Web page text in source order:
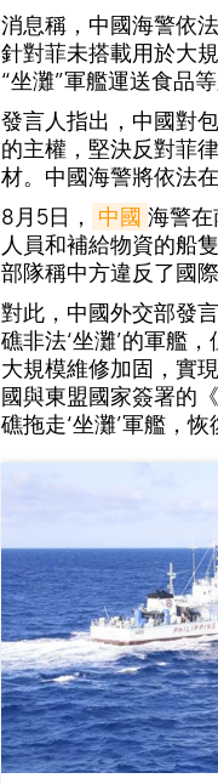
消息稱，中國海警依
針對菲未搭載用於大
“坐灘”軍艦運送食品
發言人指出，中國對
的主權，堅決反對菲
材。中國海警將依法
8月5日， 中國 海警
人員和補給物資的船
部隊稱中方違反了國際
對此，中國外交部發
礁非法‘坐灘’的軍艦
大規模維修加固，實
國與東盟國家簽署的
礁拖走‘坐灘’軍艦，